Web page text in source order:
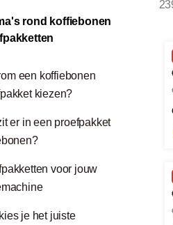
rond koffiebonen
een koffiebonen
kiezen?
er in een proefpakket
voor jouw
je het juiste